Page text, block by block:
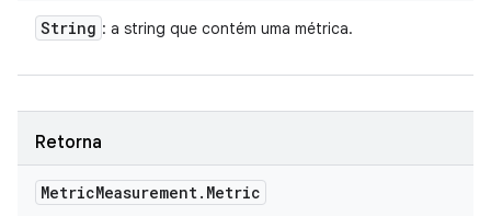
String : a string que contém uma métrica.
Retorna
MetricMeasurement. Metric